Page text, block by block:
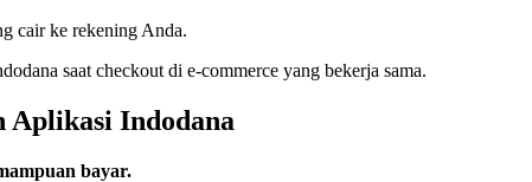
cair ke rekening Anda.
saat checkout di e-commerce yang bekerja sama.
Aplikasi Indodana
bayar.